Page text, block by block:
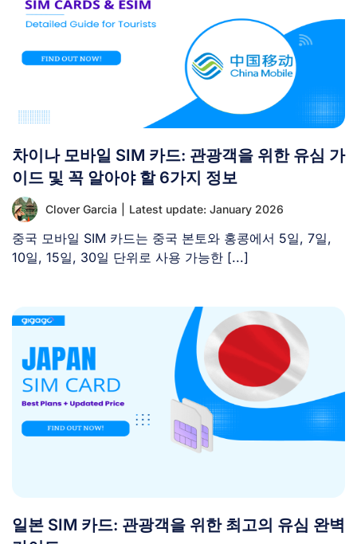
차이나 모바일 SIM 카드: 관광객을 위한 유심 가
이드 및 꼭 알아야 할 6가지 정보
Clover Garcia Latest update: January 2026
중국 모바일 SIM 카드는 중국 본토와 홍콩에서 5일, 7일,
10일, 15일, 30일 단위로 사용 가능한 [...]
일본 SIM 카드: 관광객을 위한 최고의 유심 완벽